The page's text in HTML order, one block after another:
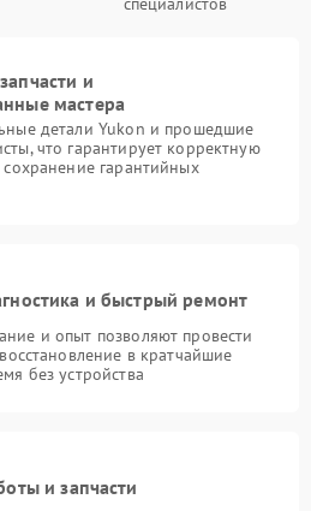
и
мастера
детали Yukon и прошедшие
что гарантирует корректную
гарантийных
и быстрый ремонт
и опыт позволяют провести
в кратчайшие
без устройства
и запчасти